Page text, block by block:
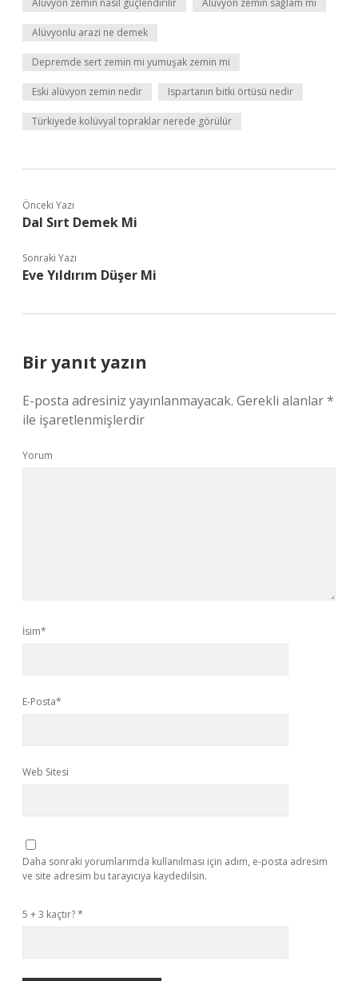
Alüvyon zemin nasıl güçlendirilir Alüvyon zemin sağlam mı
Alüvyonlu arazi ne demek
Depremde sert zemin mi yumuşak zemin mi
Eski alüvyon zemin nedir Ispartanın bitki örtüsü nedir
Türkiyede kolüvyal topraklar nerede görülür
Önceki Yazı
Dal Sırt Demek Mi
Sonraki Yazı
Eve Yıldırım Düşer Mi
Bir yanıt yazın
E-posta adresiniz yayınlanmayacak. Gerekli alanlar*
ile işaretlenmişlerdir
Yorum
İsim*
E-Posta*
Web Sitesi
Daha sonraki yorumlarımda kullanılması için adım, e-posta adresim
ve site adresim bu tarayıcıya kaydedilsin.
5 + 3 kaçtır?*